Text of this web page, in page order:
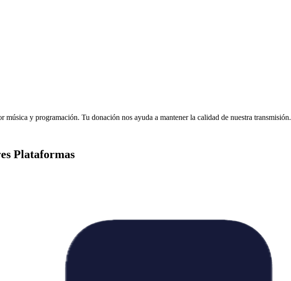
música y programación. Tu donación nos ayuda a mantener la calidad de nuestra transmisión.
Plataformas